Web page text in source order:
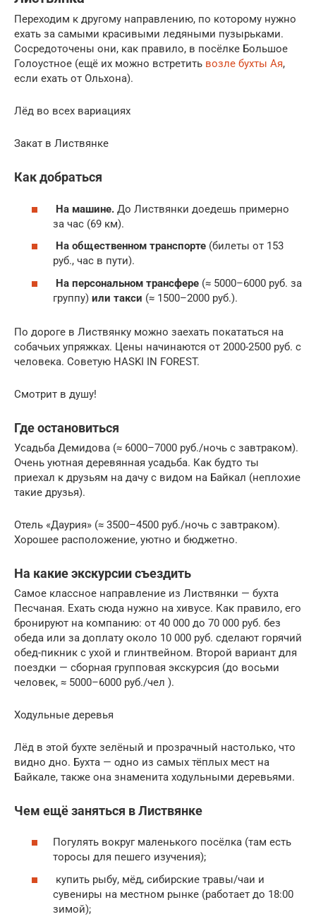
Переходим к другому направлению, по которому нужно
ехать за самыми красивыми ледяными пузырьками.
Сосредоточены они, как правило, в посёлке Большое
Голоустное (ещё их можно встретить возле бухты Ая,
если ехать от Ольхона).
Лёд во всех вариациях
Закат в Листвянке
Как добраться
На машине. До Листвянки доедешь примерно
за час (69 км).
На общественном транспорте (билеты от 153
руб., час в пути).
На персональном трансфере (≈ 5000–6000 руб. за
группу) или такси (≈ 1500–2000 руб.).
По дороге в Листвянку можно заехать покататься на
собачьих упряжках. Цены начинаются от 2000-2500 руб. с
человека. Советую HASKI IN FOREST.
Смотрит в душу!
Где остановиться
Усадьба Демидова (≈ 6000–7000 руб./ночь с завтраком).
Очень уютная деревянная усадьба. Как будто ты
приехал к друзьям на дачу с видом на Байкал (неплохие
такие друзья).
Отель «Даурия» (≈ 3500–4500 руб./ночь с завтраком).
Хорошее расположение, уютно и бюджетно.
На какие экскурсии съездить
Самое классное направление из Листвянки — бухта
Песчаная. Ехать сюда нужно на хивусе. Как правило, его
бронируют на компанию: от 40 000 до 70 000 руб. без
обеда или за доплату около 10 000 руб. сделают горячий
обед-пикник с ухой и глинтвейном. Второй вариант для
поездки — сборная групповая экскурсия (до восьми
человек, ≈ 5000–6000 руб./чел ).
Ходульные деревья
Лёд в этой бухте зелёный и прозрачный настолько, что
видно дно. Бухта — одно из самых тёплых мест на
Байкале, также она знаменита ходульными деревьями.
Чем ещё заняться в Листвянке
Погулять вокруг маленького посёлка (там есть
торосы для пешего изучения);
купить рыбу, мёд, сибирские травы/чаи и
сувениры на местном рынке (работает до 18:00
зимой);